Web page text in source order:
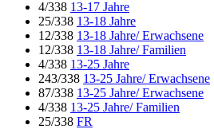
4/338 13-17 Jahre
25/338 13-18 Jahre
12/338 13-18 Jahre/ Erwachsene
12/338 13-18 Jahre/ Familien
4/338 13-25 Jahre
243/338 13-25 Jahre/ Erwachsene
87/338 13-25 Jahre/ Erwachsene
4/338 13-25 Jahre/ Familien
25/338 FR